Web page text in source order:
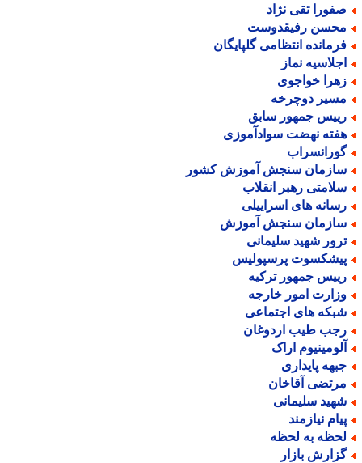
تقی نژاد
رفیقدوست
انتظامی گلپایگان
نماز
خواجوی
دوچرخه
جمهور سابق
نهضت سوادآموزی
سنجش آموزش کشور
رهبر انقلاب
های اسراییلی
سنجش آموزش
شهید سلیمانی
پرسپولیس
جمهور ترکیه
امور خارجه
های اجتماعی
طیب اردوغان
اراک
پایداری
آقاخان
سلیمانی
نیازمند
به لحظه
بازار